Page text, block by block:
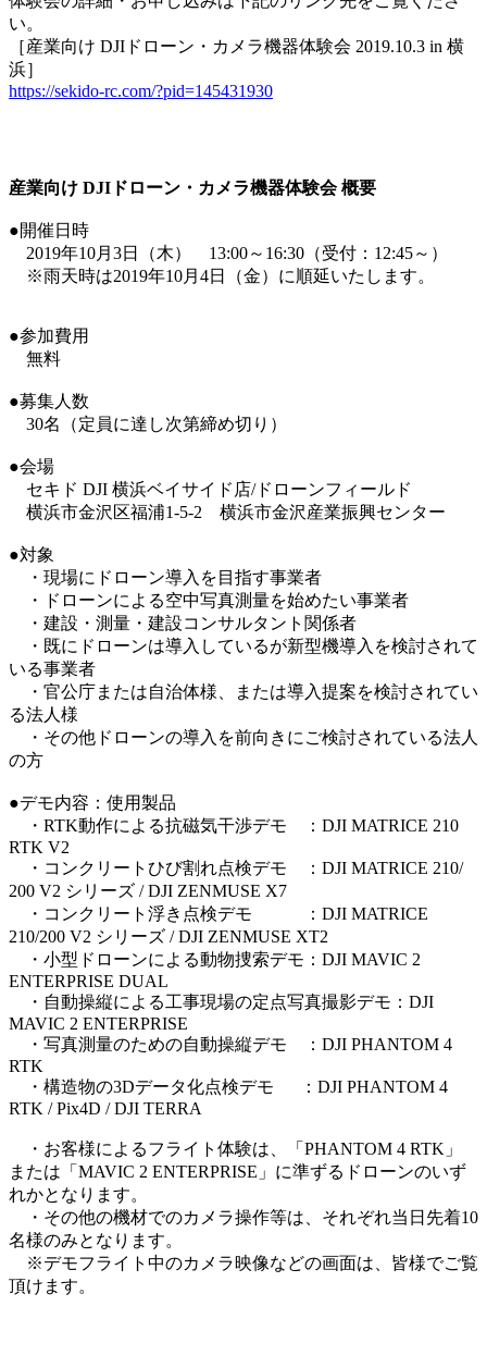
い。
［産業向け DJIドローン・カメラ機器体験会 2019.10.3 in 横
浜］
https://sekido-rc.com/?pid=145431930
産業向け DJIドローン・カメラ機器体験会 概要
●開催日時
2019年10月3日（木） 13:00～16:30（受付：12:45～）
※雨天時は2019年10月4日（金）に順延いたします。
●参加費用
無料
●募集人数
30名（定員に達し次第締め切り）
●会場
セキド DJI 横浜ベイサイド店/ドローンフィールド
横浜市金沢区福浦1-5-2 横浜市金沢産業振興センター
●対象
・現場にドローン導入を目指す事業者
・ドローンによる空中写真測量を始めたい事業者
・建設・測量・建設コンサルタント関係者
・既にドローンは導入しているが新型機導入を検討されて
いる事業者
・官公庁または自治体様、または導入提案を検討されてい
る法人様
・その他ドローンの導入を前向きにご検討されている法人
の方
●デモ内容：使用製品
・RTK動作による抗磁気干渉デモ ：DJI MATRICE 210
RTK V2
・コンクリートひび割れ点検デモ ：DJI MATRICE 210/
200 V2 シリーズ / DJI ZENMUSE X7
・コンクリート浮き点検デモ ：DJI MATRICE
210/200 V2 シリーズ / DJI ZENMUSE XT2
・小型ドローンによる動物捜索デモ：DJI MAVIC 2
ENTERPRISE DUAL
・自動操縦による工事現場の定点写真撮影デモ：DJI
MAVIC 2 ENTERPRISE
・写真測量のための自動操縦デモ ：DJI PHANTOM 4
RTK
・構造物の3Dデータ化点検デモ ：DJI PHANTOM 4
RTK / Pix4D / DJI TERRA
・お客様によるフライト体験は、「PHANTOM 4 RTK」
または「MAVIC 2 ENTERPRISE」に準ずるドローンのいず
れかとなります。
・その他の機材でのカメラ操作等は、それぞれ当日先着10
名様のみとなります。
※デモフライト中のカメラ映像などの画面は、皆様でご覧
頂けます。